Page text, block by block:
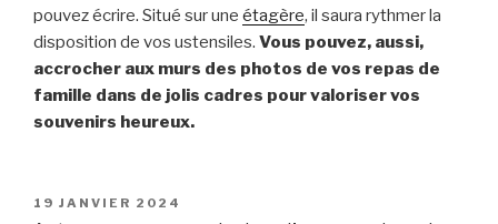
pouvez écrire. Situé sur une étagère, il saura rythmer la
disposition de vos ustensiles. Vous pouvez, aussi,
accrocher aux murs des photos de vos repas de
famille dans de jolis cadres pour valoriser vos
souvenirs heureux.
PUBLIÉ
19 JANVIER 2024